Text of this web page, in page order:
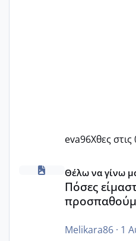
eva96Χθες
Πόσες είμαστε κοντά 40
Θέλω να γίνω
Πόσες
Melikara86· 1